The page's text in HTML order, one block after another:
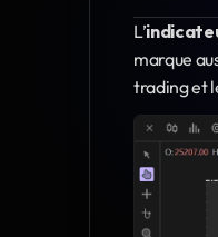
L’
marque
trading et